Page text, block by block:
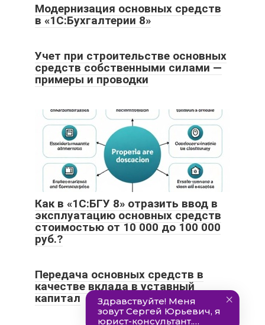
Модернизация основных средств
в «1С:Бухгалтерии 8»
Учет при строительстве основных
средств собственными силами —
примеры и проводки
Как в «1С:БГУ 8» отразить ввод в
эксплуатацию основных средств
стоимостью от 10 000 до 100 000
руб.?
Передача основных средств в
качестве вклада в уставный
капитал